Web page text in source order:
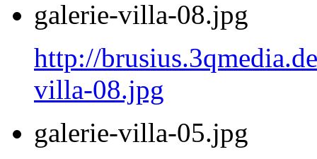
galerie-villa-08.jpg
http://
villa-08.jpg
galerie-villa-05.jpg